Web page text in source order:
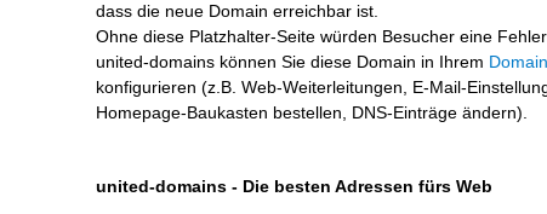
dass die neue Domain erreichbar ist.
Ohne diese Platzhalter-Seite würden Besucher eine
united-domains können Sie diese Domain in Ihrem
konfigurieren (z.B. Web-Weiterleitungen, E-Mail-
Homepage-Baukasten bestellen, DNS-Einträge ändern).
united-domains - Die besten Adressen fürs Web